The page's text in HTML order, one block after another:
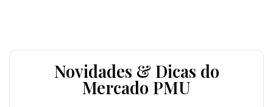
Novidades & Dicas do
Mercado PMU